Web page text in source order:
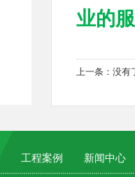
业的
上一条：没有
工程案例 新闻中心